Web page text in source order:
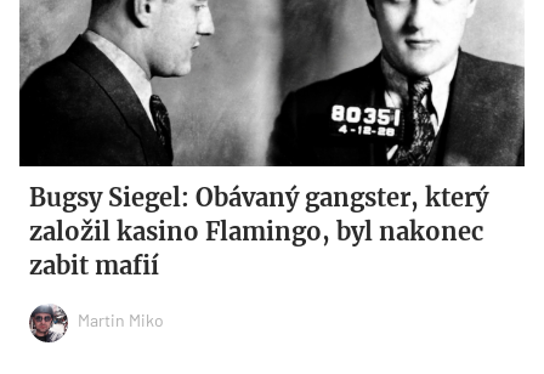
Bugsy Siegel: Obávaný gangster, který
založil kasino Flamingo, byl nakonec
zabit mafií
Martin Miko